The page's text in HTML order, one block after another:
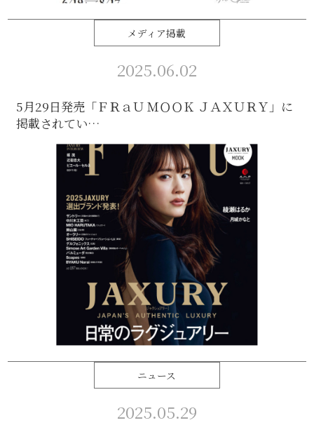
メディア掲載
2025.06.02
5月29日発売「ＦＲａＵ ＭＯＯＫ ＪＡＸＵＲＹ」に
掲載されてい…
ニュース
2025.05.29